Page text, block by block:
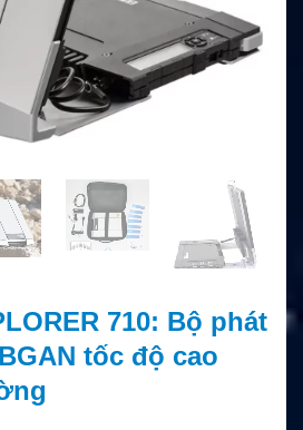
710: Bộ phát
tốc độ cao